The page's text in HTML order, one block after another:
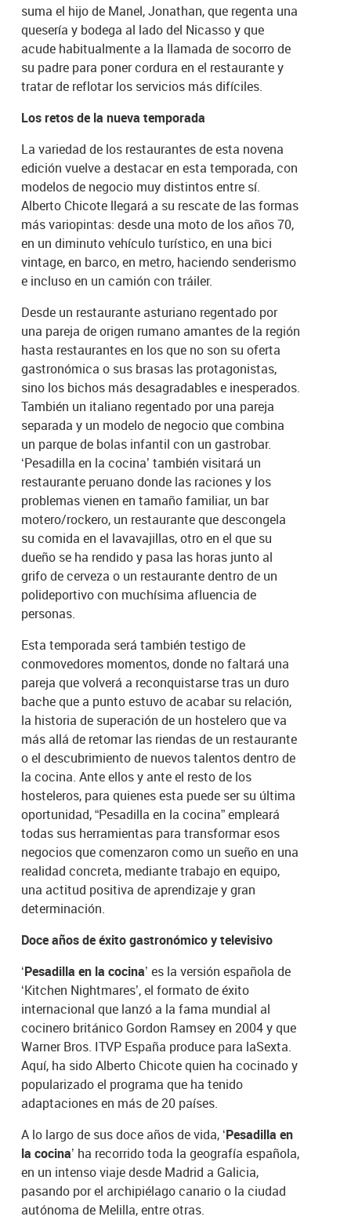
suma el hijo de Manel, Jonathan, que regenta una
quesería y bodega al lado del Nicasso y que
acude habitualmente a la llamada de socorro de
su padre para poner cordura en el restaurante y
tratar de reflotar los servicios más difíciles.
Los retos de la nueva temporada
La variedad de los restaurantes de esta novena
edición vuelve a destacar en esta temporada, con
modelos de negocio muy distintos entre sí.
Alberto Chicote llegará a su rescate de las formas
más variopintas: desde una moto de los años 70,
en un diminuto vehículo turístico, en una bici
vintage, en barco, en metro, haciendo senderismo
e incluso en un camión con tráiler.
Desde un restaurante asturiano regentado por
una pareja de origen rumano amantes de la región
hasta restaurantes en los que no son su oferta
gastronómica o sus brasas las protagonistas,
sino los bichos más desagradables e inesperados.
También un italiano regentado por una pareja
separada y un modelo de negocio que combina
un parque de bolas infantil con un gastrobar.
‘Pesadilla en la cocina’ también visitará un
restaurante peruano donde las raciones y los
problemas vienen en tamaño familiar, un bar
motero/rockero, un restaurante que descongela
su comida en el lavavajillas, otro en el que su
dueño se ha rendido y pasa las horas junto al
grifo de cerveza o un restaurante dentro de un
polideportivo con muchísima afluencia de
personas.
Esta temporada será también testigo de
conmovedores momentos, donde no faltará una
pareja que volverá a reconquistarse tras un duro
bache que a punto estuvo de acabar su relación,
la historia de superación de un hostelero que va
más allá de retomar las riendas de un restaurante
o el descubrimiento de nuevos talentos dentro de
la cocina. Ante ellos y ante el resto de los
hosteleros, para quienes esta puede ser su última
oportunidad, “Pesadilla en la cocina” empleará
todas sus herramientas para transformar esos
negocios que comenzaron como un sueño en una
realidad concreta, mediante trabajo en equipo,
una actitud positiva de aprendizaje y gran
determinación.
Doce años de éxito gastronómico y televisivo
‘Pesadilla en la cocina’es la versión española de
‘Kitchen Nightmares’, el formato de éxito
internacional que lanzó a la fama mundial al
cocinero británico Gordon Ramsey en 2004 y que
Warner Bros. ITVP España produce para laSexta.
Aquí, ha sido Alberto Chicote quien ha cocinado y
popularizado el programa que ha tenido
adaptaciones en más de 20 países.
A lo largo de sus doce años de vida, ‘Pesadilla en
la cocina’ ha recorrido toda la geografía española,
en un intenso viaje desde Madrid a Galicia,
pasando por el archipiélago canario o la ciudad
autónoma de Melilla, entre otras.